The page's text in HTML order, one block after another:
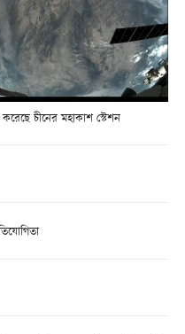
চীনের মহাকাশ স্টেশন